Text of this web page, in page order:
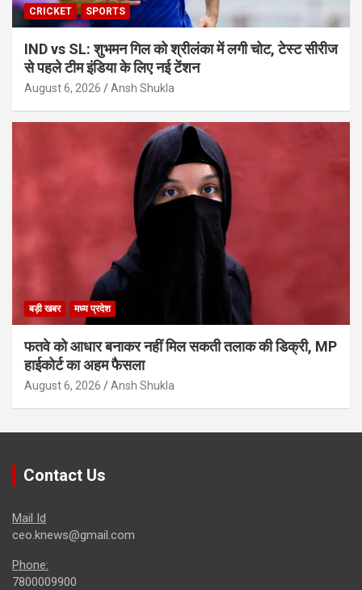
CRICKET SPORTS
IND vs SL: शुभमन गिल को श्रीलंका में लगी चोट, टेस्ट सीरीज
से पहले टीम इंडिया के लिए नई टेंशन
August 6, 2026 Ansh Shukla
बड़ी खबर मध्य प्रदेश
फतवे को आधार बनाकर नहीं मिल सकती तलाक की डिक्री, MP
हाईकोर्ट का अहम फैसला
August 6, 2026 Ansh Shukla
Contact Us
Mail Id
ceo.knews@gmail.com
Phone:
7800009900